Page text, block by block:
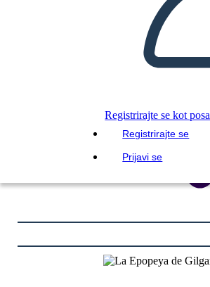
Registrirajte se kot
Registrirajte se
Prijavi se